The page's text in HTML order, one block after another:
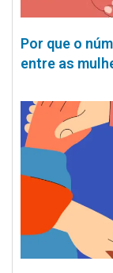
Por que o
entre as